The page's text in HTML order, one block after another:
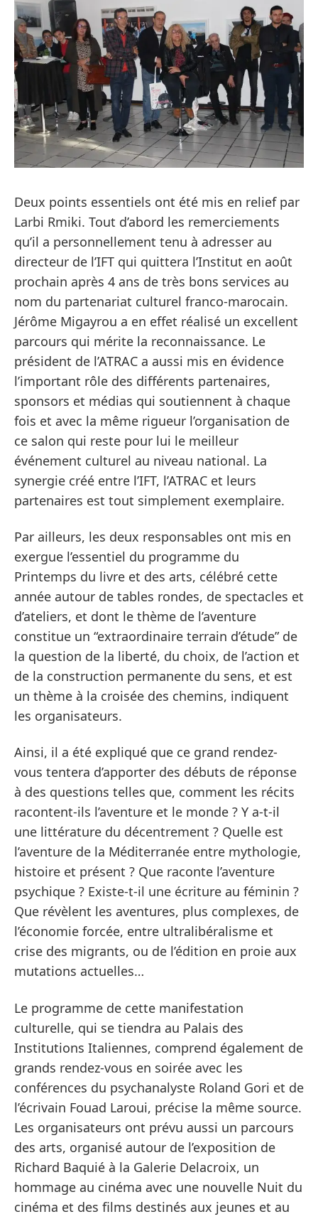
Deux points essentiels ont été mis en relief par
Larbi Rmiki. Tout d’abord les remerciements
qu’il a personnellement tenu à adresser au
directeur de l’IFT qui quittera l’Institut en août
prochain après 4 ans de très bons services au
nom du partenariat culturel franco-marocain.
Jérôme Migayrou a en effet réalisé un excellent
parcours qui mérite la reconnaissance. Le
président de l’ATRAC a aussi mis en évidence
l’important rôle des différents partenaires,
sponsors et médias qui soutiennent à chaque
fois et avec la même rigueur l’organisation de
ce salon qui reste pour lui le meilleur
événement culturel au niveau national. La
synergie créé entre l’IFT, l’ATRAC et leurs
partenaires est tout simplement exemplaire.
Par ailleurs, les deux responsables ont mis en
exergue l’essentiel du programme du
Printemps du livre et des arts, célébré cette
année autour de tables rondes, de spectacles et
d’ateliers, et dont le thème de l’aventure
constitue un “extraordinaire terrain d’étude” de
la question de la liberté, du choix, de l’action et
de la construction permanente du sens, et est
un thème à la croisée des chemins, indiquent
les organisateurs.
Ainsi, il a été expliqué que ce grand rendez-
vous tentera d’apporter des débuts de réponse
à des questions telles que, comment les récits
racontent-ils l’aventure et le monde ? Y a-t-il
une littérature du décentrement ? Quelle est
l’aventure de la Méditerranée entre mythologie,
histoire et présent ? Que raconte l’aventure
psychique ? Existe-t-il une écriture au féminin ?
Que révèlent les aventures, plus complexes, de
l’économie forcée, entre ultralibéralisme et
crise des migrants, ou de l’édition en proie aux
mutations actuelles…
Le programme de cette manifestation
culturelle, qui se tiendra au Palais des
Institutions Italiennes, comprend également de
grands rendez-vous en soirée avec les
conférences du psychanalyste Roland Gori et de
l’écrivain Fouad Laroui, précise la même source.
Les organisateurs ont prévu aussi un parcours
des arts, organisé autour de l’exposition de
Richard Baquié à la Galerie Delacroix, un
hommage au cinéma avec une nouvelle Nuit du
cinéma et des films destinés aux jeunes et au